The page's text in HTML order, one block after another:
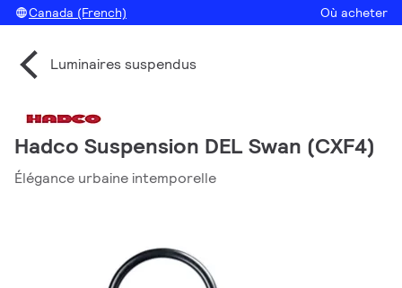
Canada (French) Où acheter
Luminaires suspendus
Hadco Suspension DEL Swan (CXF4)
Élégance urbaine intemporelle